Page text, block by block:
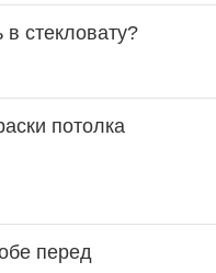
в стекловату?
потолка
перед